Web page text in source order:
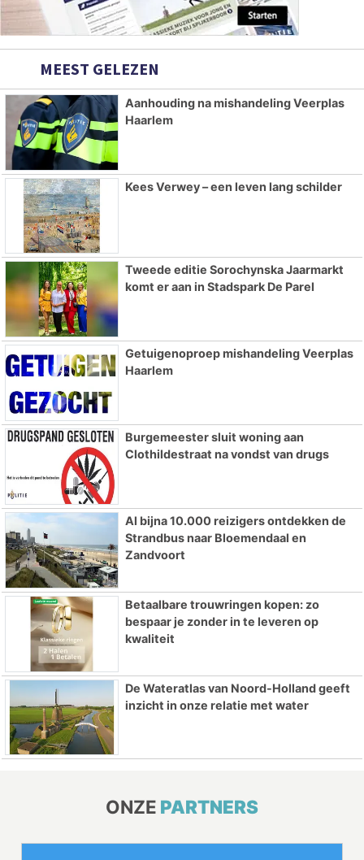
MEEST GELEZEN
Aanhouding na mishandeling Veerplas
Haarlem
Kees Verwey – een leven lang schilder
Tweede editie Sorochynska Jaarmarkt
komt er aan in Stadspark De Parel
Getuigenoproep mishandeling Veerplas
Haarlem
Burgemeester sluit woning aan
Clothildestraat na vondst van drugs
Al bijna 10.000 reizigers ontdekken de
Strandbus naar Bloemendaal en
Zandvoort
Betaalbare trouwringen kopen: zo
bespaar je zonder in te leveren op
kwaliteit
De Wateratlas van Noord-Holland geeft
inzicht in onze relatie met water
ONZE PARTNERS